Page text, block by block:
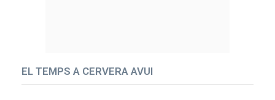
EL TEMPS A CERVERA AVUI